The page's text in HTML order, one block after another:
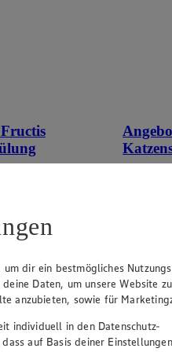
/ 200 ml Flasche,
versch.
Becher,
dir ein bestmögliches
Daten, um unsere Website zu
anzubieten, sowie für
individuell in den Datenschutz-
auf Basis deiner